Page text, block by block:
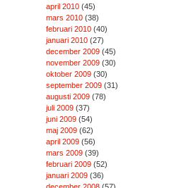
april 2010(45)
mars 2010(38)
februari 2010(40)
januari 2010(27)
december 2009(45)
november 2009(30)
oktober 2009(30)
september 2009(31)
augusti 2009(78)
juli 2009(37)
juni 2009(54)
maj 2009(62)
april 2009(56)
mars 2009(39)
februari 2009(52)
januari 2009(36)